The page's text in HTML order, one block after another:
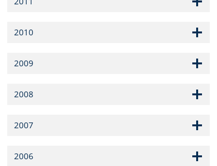
2010
2009
2008
2007
2006